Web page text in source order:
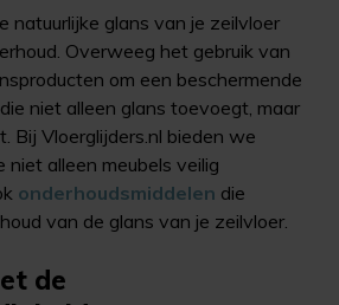
natuurlijke glans van je zeilvloer
Overweeg het gebruik van
om een beschermende
niet alleen glans toevoegt, maar
Bij Vloerglijders.nl bieden we
niet alleen meubels veilig
onderhoudsmiddelen die
van de glans van je zeilvloer.
de